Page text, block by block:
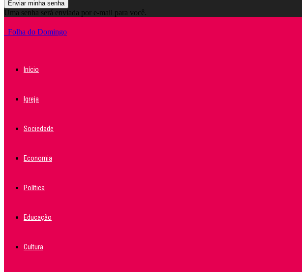
Uma senha será enviada por e-mail para você.
Folha do Domingo
Início
Igreja
Sociedade
Economia
Política
Educação
Cultura